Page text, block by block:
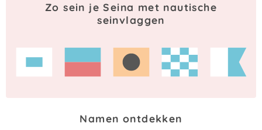
Zo sein je Seina met nautische
seinvlaggen
Namen ontdekken